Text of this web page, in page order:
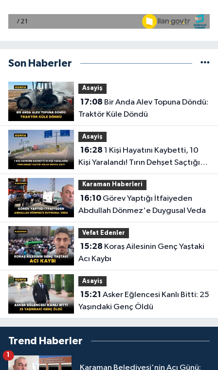
Son Haberler
Asayiş
17:08
Traktör Küle Döndü
Asayiş
16:28
Kişi Yaralandı! Tırın Dehşet Saçtığı
Anlar Ortaya Çıktı
Karaman Haberleri
16:10Görev Yaptığı İtfaiyeden
Abdullah Dönmez'e Duygusal Veda
Vefat Edenler
15:28
Acı Kaybı
Asayiş
15:21
Yaşındaki Genç Öldü
Trend Haberler
Karaman Belediyesi'nin Acı Günü:
1